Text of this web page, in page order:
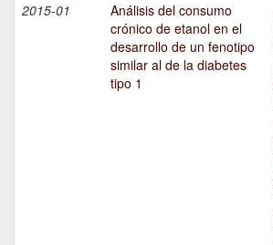
2015-01
Análisis del consumo
crónico de etanol en el
desarrollo de un fenotipo
similar al de la diabetes
tipo 1